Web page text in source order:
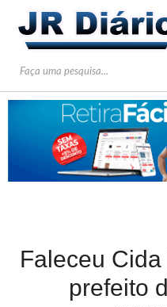
Faleceu
prefeito